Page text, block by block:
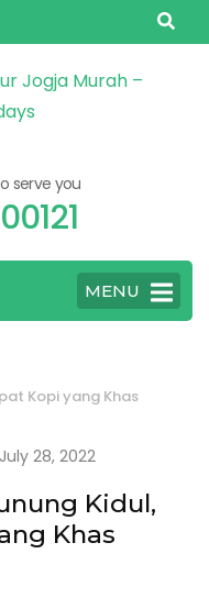
serve you
MENU
Kopi yang Khas
July 28, 2022
Kidul,
Khas